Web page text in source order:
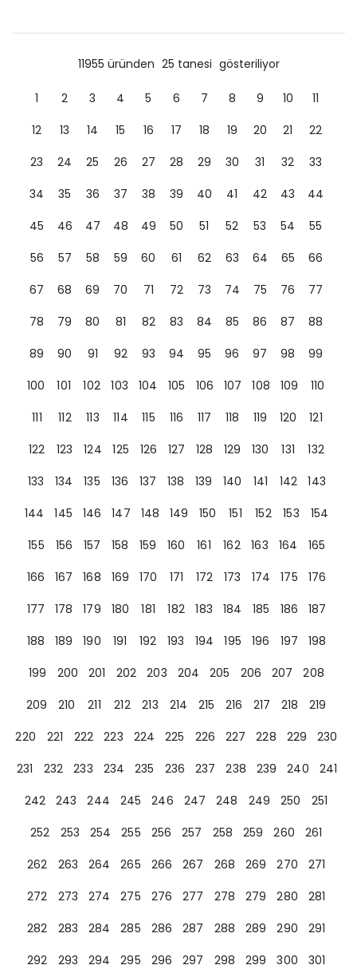
11955 üründen 25 tanesi gösteriliyor
1 2 3 4 5 6 7 8 9 10
11
12
13 14 15 16 17 18 19 20 21
22
23
24 25 26 27 28 29 30 31 32
33
34
35 36 37 38 39 40 41 42 43
44
45
46 47 48 49 50 51 52 53 54
55
56
57 58 59 60 61 62 63 64 65
66
67
68 69 70 71 72 73 74 75 76
77
78
79 80 81 82 83 84 85 86 87
88
89
90 91 92 93 94 95 96 97 98
99
100
101 102 103 104 105 106 107 108 109
110
111
112 113 114 115 116 117 118 119 120
121
122
123 124 125 126 127 128 129 130 131
132
133
134 135 136 137 138 139 140 141 142
143
144
145 146 147 148 149 150 151 152 153
154
155
156 157 158 159 160 161 162 163 164
165
166
167 168 169 170 171 172 173 174 175
176
177
178 179 180 181 182 183 184 185 186
187
188
189 190 191 192 193 194 195 196 197
198
199
200 201 202 203 204 205 206 207
208
209
210 211 212 213 214 215 216 217 218
219
220
221 222 223 224 225 226 227 228 229
230
231
232 233 234 235 236 237 238 239 240
241
242
243 244 245 246 247 248 249 250
251
252
253 254 255 256 257 258 259 260
261
262
263 264 265 266 267 268 269 270
271
272
273 274 275 276 277 278 279 280
281
282
283 284 285 286 287 288 289 290
291
292
293 294 295 296 297 298 299 300 301